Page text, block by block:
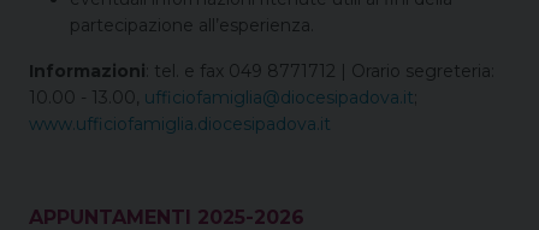
partecipazione all’esperienza.
Informazioni : tel. e fax 049 8771712 | Orario segreteria:
10.00 - 13.00, ufficiofamiglia@diocesipadova.it;
www.ufficiofamiglia.diocesipadova.it
APPUNTAMENTI 2025-2026